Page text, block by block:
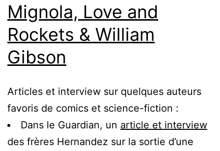
Mignola, Love and
Rockets & William
Gibson
Articles et interview sur quelques auteurs
favoris de comics et science-fiction :
Dans le Guardian, un article et interview
des frères Hernandez sur la sortie d’une